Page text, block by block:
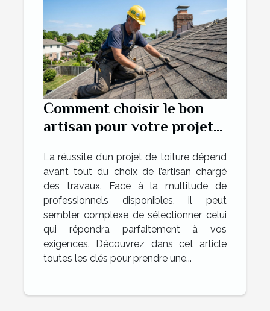
Comment choisir le bon
artisan pour votre projet
La réussite d’un projet de toiture dépend
avant tout du choix de l’artisan chargé
des travaux. Face à la multitude de
professionnels disponibles, il peut
sembler complexe de sélectionner celui
qui répondra parfaitement à vos
exigences. Découvrez dans cet article
toutes les clés pour prendre une...